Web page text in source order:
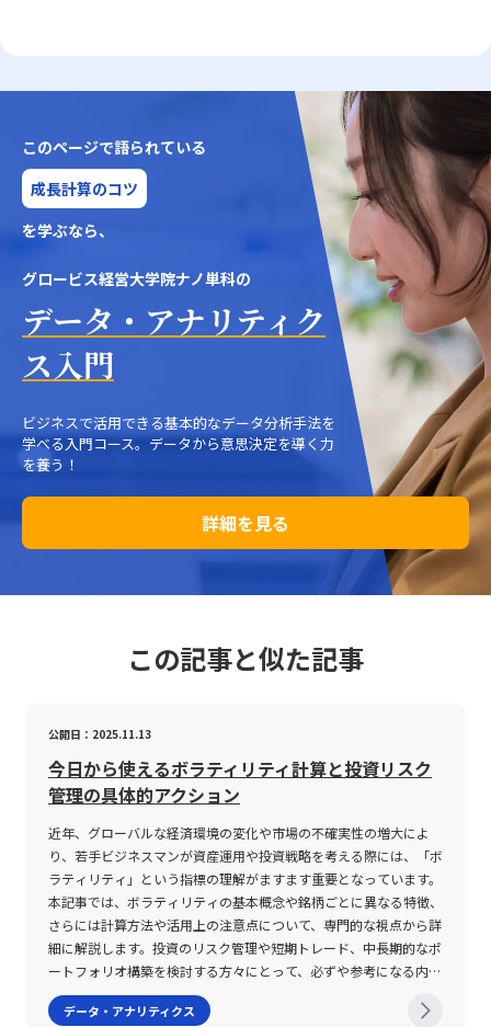
このページで語られている
成長計算のコツ
を学ぶなら、
グロービス経営大学院ナノ単科の
データ・アナリティク
ス入門
ビジネスで活用できる基本的なデータ分析手法を
学べる入門コース。データから意思決定を導く力
を養う！
詳細を見る
この記事と似た記事
公開日：2025.11.13
今日から使えるボラティリティ計算と投資リスク
管理の具体的アクション
近年、グローバルな経済環境の変化や市場の不確実性の増大によ
り、若手ビジネスマンが資産運用や投資戦略を考える際には、「ボ
ラティリティ」という指標の理解がますます重要となっています。
本記事では、ボラティリティの基本概念や銘柄ごとに異なる特徴、
さらには計算方法や活用上の注意点について、専門的な視点から詳
細に解説します。投資のリスク管理や短期トレード、中長期的なポ
ートフォリオ構築を検討する方々にとって、必ずや参考になる内容
となるでしょう。 ボラティリティとは ボラティリティとは、金融
市場における価格変動の度合いを示す指標であり、株式、債券、商
データ・アナリティクス